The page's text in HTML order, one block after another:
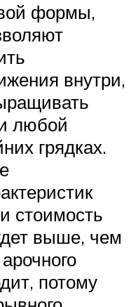
формы,
внутри,
любой
грядках.
стоимость
выше, чем
потому